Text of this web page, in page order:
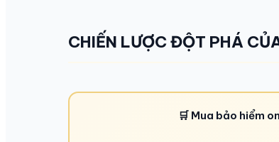
CHIẾN LƯỢC ĐỘT PHÁ
🛒 Mua bảo hiểm